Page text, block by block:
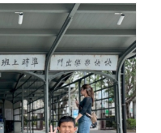
毛
線
創
作
課